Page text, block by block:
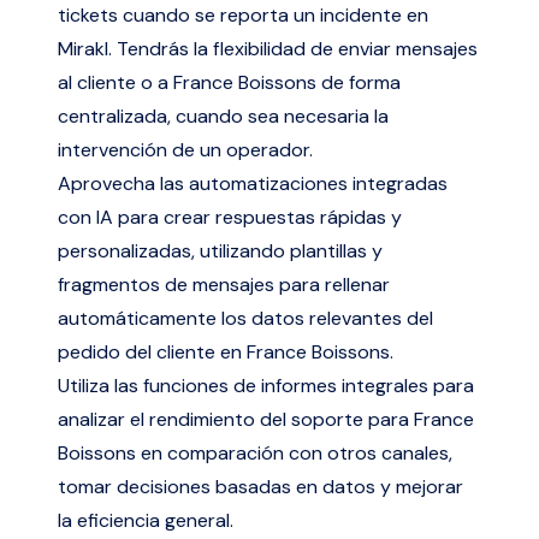
tickets cuando se reporta un incidente en
Mirakl. Tendrás la flexibilidad de enviar mensajes
al cliente o a France Boissons de forma
centralizada, cuando sea necesaria la
intervención de un operador.
Aprovecha las automatizaciones integradas
con IA para crear respuestas rápidas y
personalizadas, utilizando plantillas y
fragmentos de mensajes para rellenar
automáticamente los datos relevantes del
pedido del cliente en France Boissons.
Utiliza las funciones de informes integrales para
analizar el rendimiento del soporte para France
Boissons en comparación con otros canales,
tomar decisiones basadas en datos y mejorar
la eficiencia general.